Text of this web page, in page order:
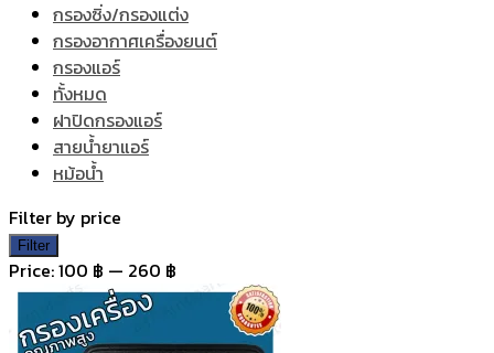
กรองซิ่ง/กรองแต่ง
กรองอากาศเครื่องยนต์
กรองแอร์
ทั้งหมด
ฝาปิดกรองแอร์
สายน้ำยาแอร์
หม้อน้ำ
Filter by price
Min
price
Max
price
Filter
Price:100 ฿ — 260 ฿